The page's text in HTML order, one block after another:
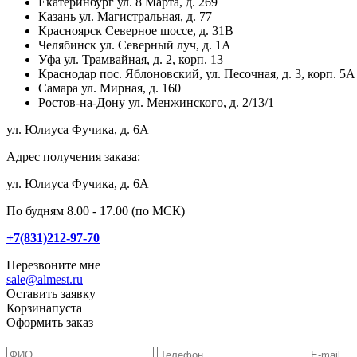
Казань ул. Магистральная, д. 77
Красноярск Северное шоссе, д. 31В
Челябинск ул. Северный луч, д. 1А
Уфа ул. Трамвайная, д. 2, корп. 13
Краснодар пос. Яблоновский, ул. Песочная, д. 3, корп. 5А
Самара ул. Мирная, д. 160
Ростов-на-Дону ул. Менжинского, д. 2/13/1
ул. Юлиуса Фучика, д. 6А
Адрес получения заказа:
ул. Юлиуса Фучика, д. 6А
По будням 8.00 - 17.00 (по МСК)
+7(831)212-97-70
Перезвоните мне
sale@almest.ru
Оставить заявку
Корзинапуста
Оформить заказ